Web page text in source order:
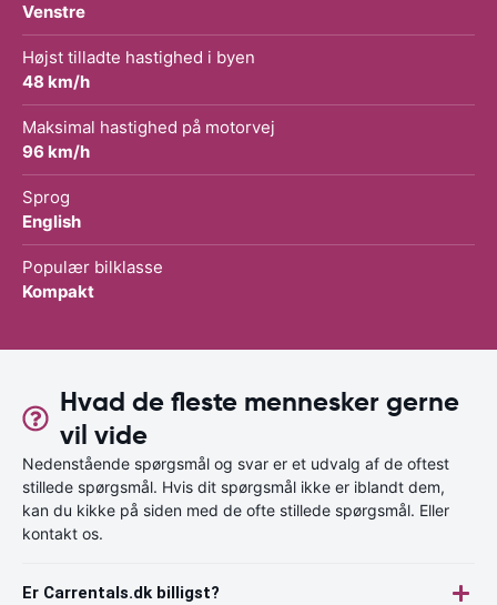
Venstre
Højst tilladte hastighed i byen
48 km/h
Maksimal hastighed på motorvej
96 km/h
Sprog
English
Populær bilklasse
Kompakt
Hvad de fleste mennesker gerne
vil vide
Nedenstående spørgsmål og svar er et udvalg af de oftest
stillede spørgsmål. Hvis dit spørgsmål ikke er iblandt dem,
kan du kikke på siden med de ofte stillede spørgsmål. Eller
kontakt os.
Er Carrentals.dk billigst?